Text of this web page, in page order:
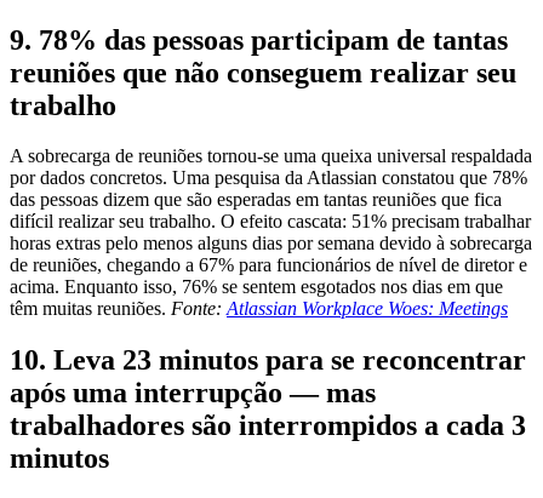
9. 78% das pessoas participam de tantas
reuniões que não conseguem realizar seu
trabalho
A sobrecarga de reuniões tornou-se uma queixa universal respaldada
por dados concretos. Uma pesquisa da Atlassian constatou que 78%
das pessoas dizem que são esperadas em tantas reuniões que fica
difícil realizar seu trabalho. O efeito cascata: 51% precisam trabalhar
horas extras pelo menos alguns dias por semana devido à sobrecarga
de reuniões, chegando a 67% para funcionários de nível de diretor e
acima. Enquanto isso, 76% se sentem esgotados nos dias em que
têm muitas reuniões. Fonte:Atlassian Workplace Woes: Meetings
10. Leva 23 minutos para se reconcentrar
após uma interrupção — mas
trabalhadores são interrompidos a cada 3
minutos